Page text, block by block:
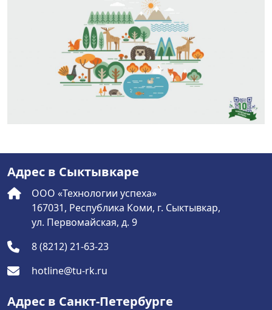
Адрес в Сыктывкаре
ООО «Технологии успеха»
167031, Республика Коми, г. Сыктывкар,
ул. Первомайская, д. 9
8 (8212) 21-63-23
hotline@tu-rk.ru
Адрес в Санкт-Петербурге